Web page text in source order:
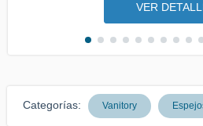
VER
Categorías: Vanitory